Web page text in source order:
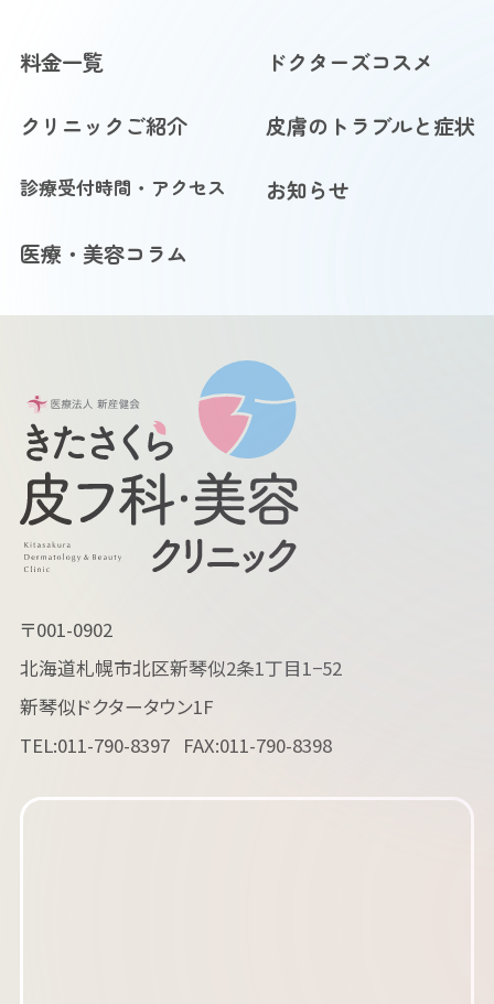
〒001-0902
北海道札幌市北区新琴似2条1丁目1−52
新琴似ドクタータウン1F
TEL:011-790-8397FAX:011-790-8398
料金一覧 ドクターズコスメ
クリニックご紹介 皮膚のトラブルと症状
診療受付時間・アクセス お知らせ
医療・美容コラム